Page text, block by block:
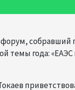
собравший
темы года: «ЕАЭС